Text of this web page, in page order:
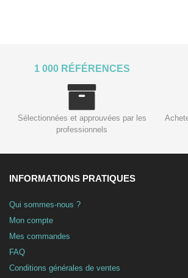
1 000 RÉFÉRENCES
Sélectionnées et approuvées par les
professionnels
INFORMATIONS PRATIQUES
Qui sommes-nous ?
Mon compte
Mes commandes
FAQ
Conditions générales de ventes